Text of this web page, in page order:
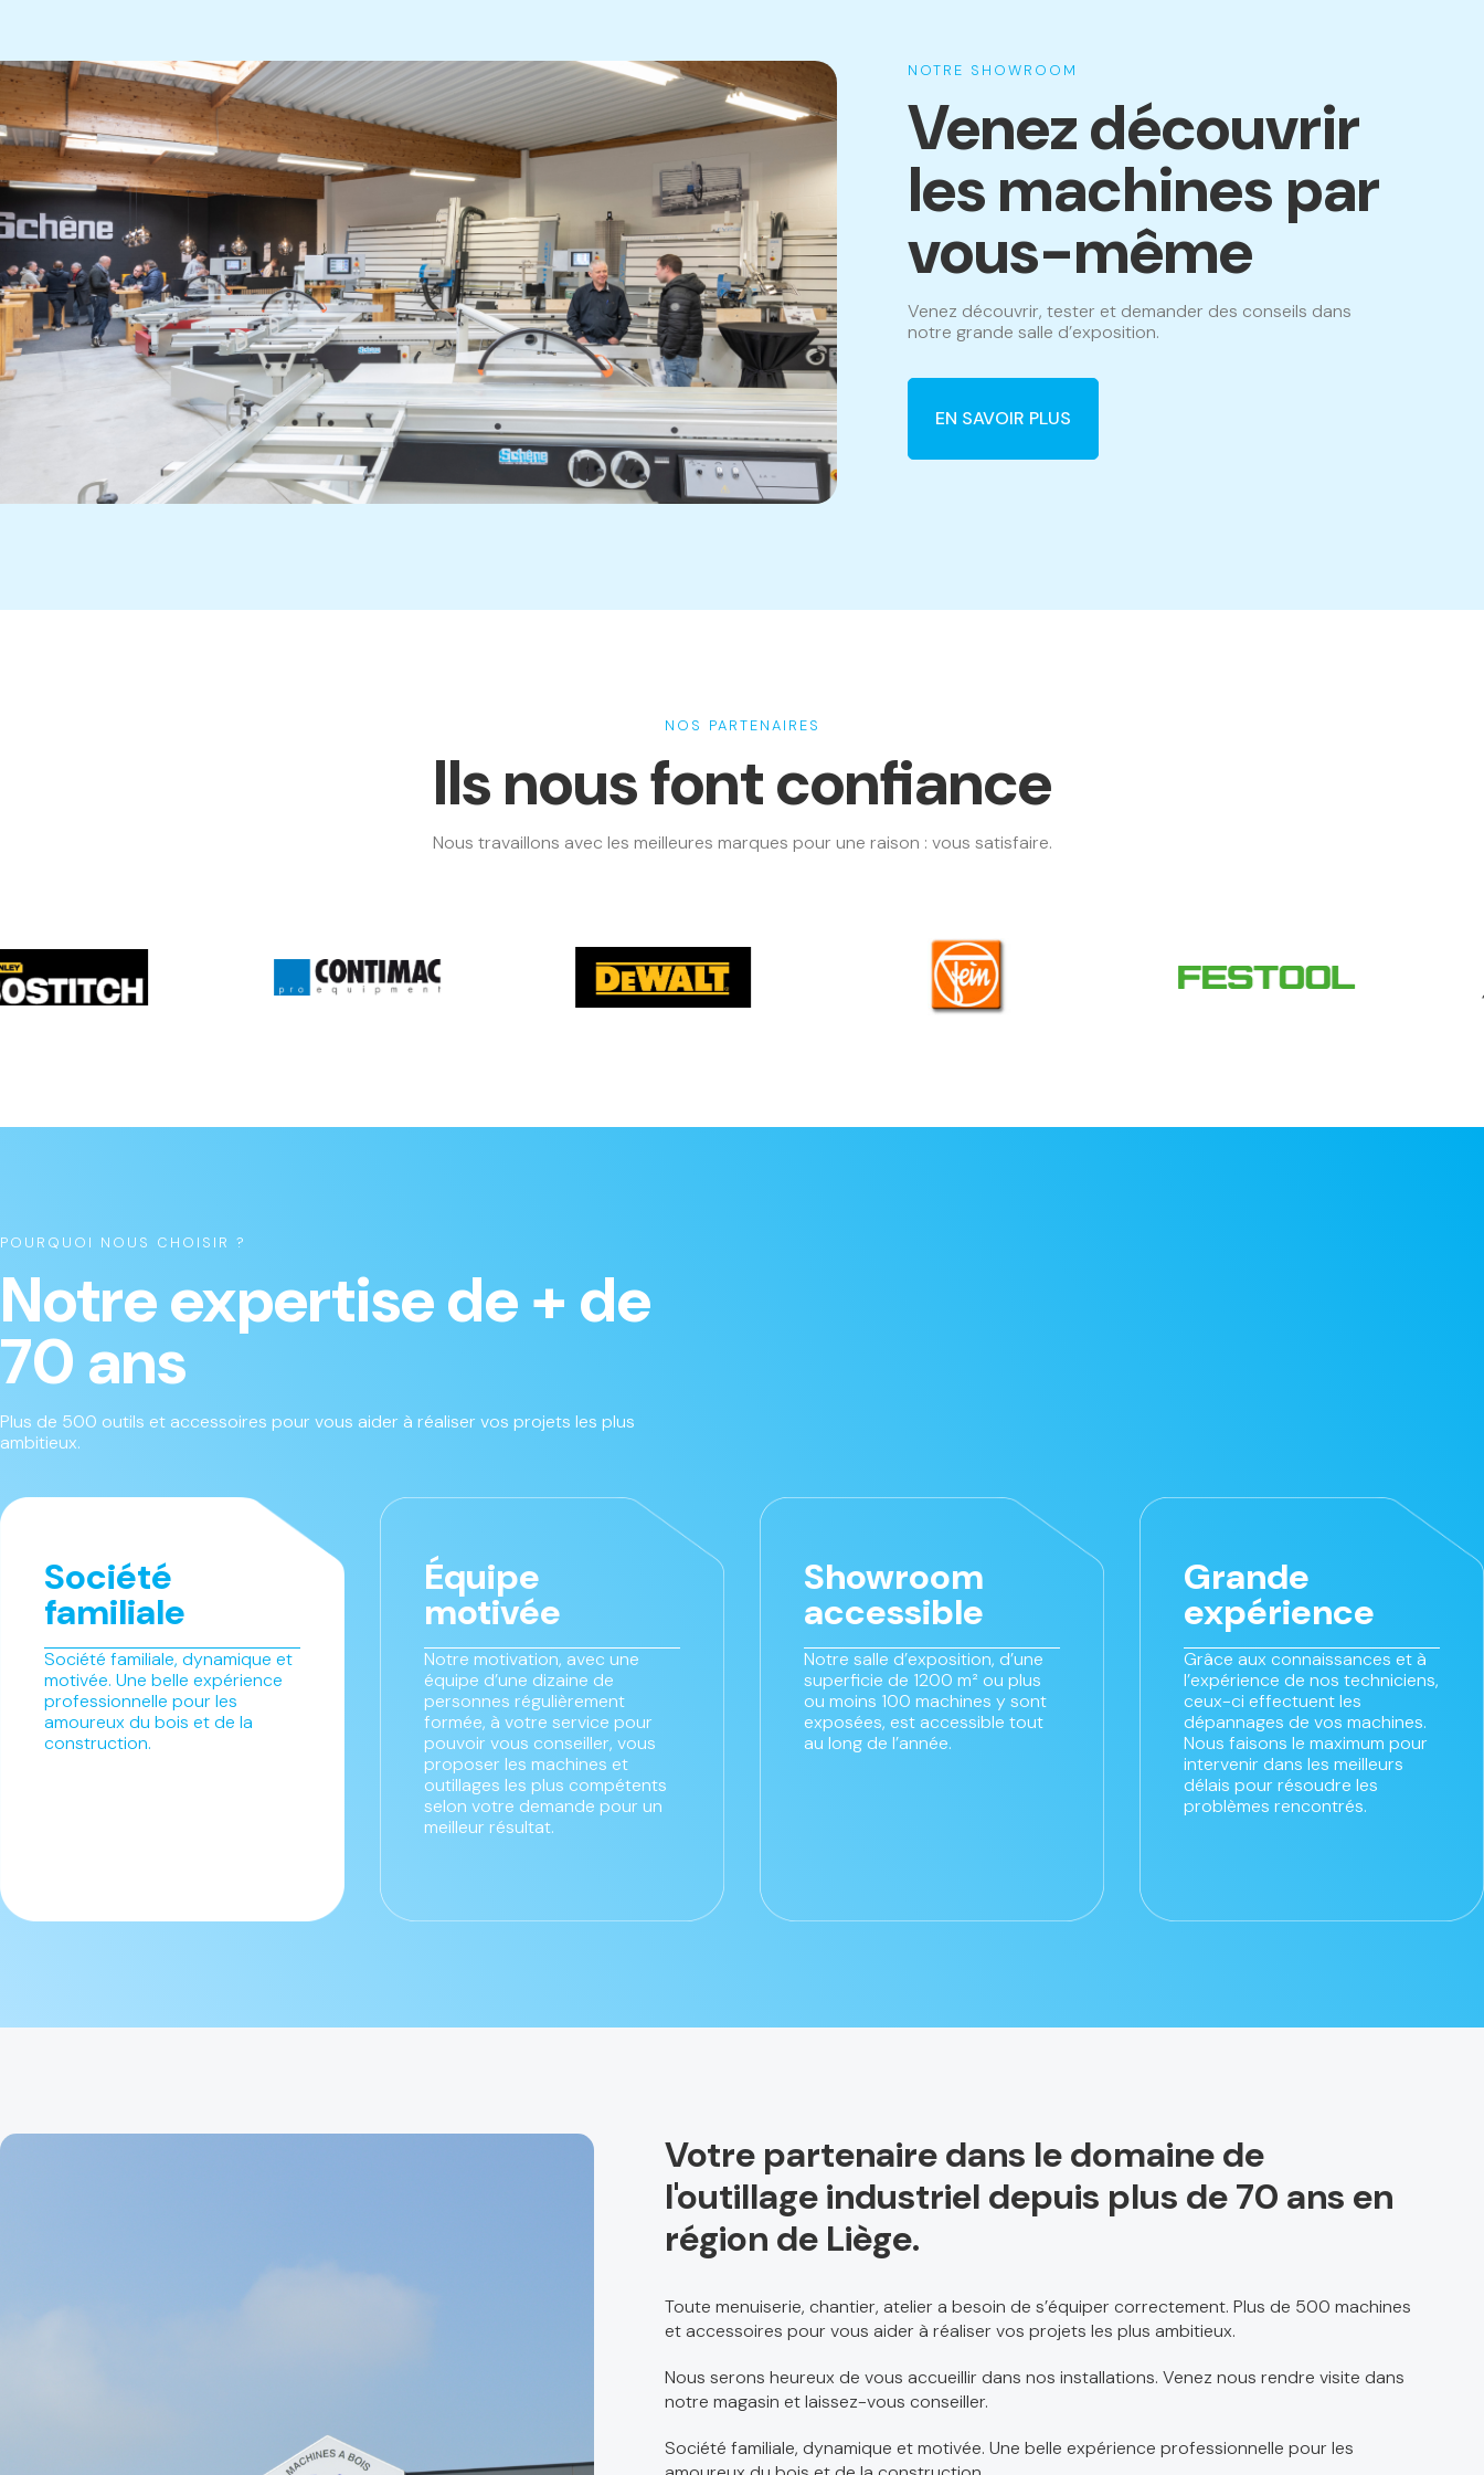
NOTRE SHOWROOM
Venez découvrir
les machines par
vous-même
Venez découvrir, tester et demander des conseils dans
notre grande salle d’exposition.
EN SAVOIR PLUS
NOS PARTENAIRES
Ils nous font confiance
Nous travaillons avec les meilleures marques pour une raison : vous satisfaire.
POURQUOI NOUS CHOISIR ?
Notre expertise de + de
70 ans
Plus de 500 outils et accessoires pour vous aider à réaliser vos projets les plus
ambitieux.
Société
familiale
Société familiale, dynamique et
motivée. Une belle expérience
professionnelle pour les
amoureux du bois et de la
construction.
Équipe
motivée
Notre motivation, avec une
équipe d’une dizaine de
personnes régulièrement
formée, à votre service pour
pouvoir vous conseiller, vous
proposer les machines et
outillages les plus compétents
selon votre demande pour un
meilleur résultat.
Showroom
accessible
Notre salle d’exposition, d’une
superficie de 1200 m² ou plus
ou moins 100 machines y sont
exposées, est accessible tout
au long de l’année.
Grande
expérience
Grâce aux connaissances et à
l’expérience de nos techniciens,
ceux-ci effectuent les
dépannages de vos machines.
Nous faisons le maximum pour
intervenir dans les meilleurs
délais pour résoudre les
problèmes rencontrés.
Votre partenaire dans le domaine de
l'outillage industriel depuis plus de 70 ans en
région de Liège.
Toute menuiserie, chantier, atelier a besoin de s’équiper correctement. Plus de 500 machines
et accessoires pour vous aider à réaliser vos projets les plus ambitieux.
Nous serons heureux de vous accueillir dans nos installations. Venez nous rendre visite dans
notre magasin et laissez-vous conseiller.
Société familiale, dynamique et motivée. Une belle expérience professionnelle pour les